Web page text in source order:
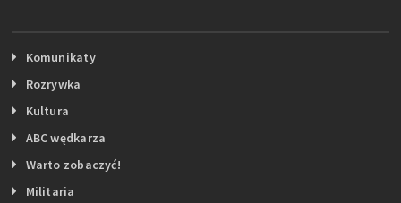
Komunikaty
Rozrywka
Kultura
ABC wędkarza
Warto zobaczyć!
Militaria